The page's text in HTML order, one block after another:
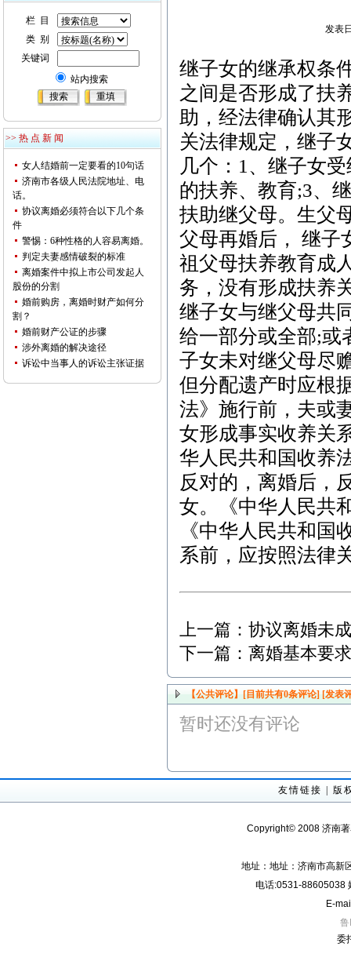
栏 目
类 别
关键词
站内搜索
>> 热 点 新 闻
女人结婚前一定要看的10句话
济南市各级人民法院地址、电
话。
协议离婚必须符合以下几个条
件
警惕：6种性格的人容易离婚。
判定夫妻感情破裂的标准
离婚案件中拟上市公司发起人
股份的分割
婚前购房，离婚时财产如何分
割？
婚前财产公证的步骤
涉外离婚的解决途径
诉讼中当事人的诉讼主张证据
发表
继子女的继承权条
之间是否形成了扶
助，经法律确认其
关法律规定，继子
几个：1、继子女
的扶养、教育;3、
扶助继父母。生父
父母再婚后， 继子
祖父母扶养教育成
务，没有形成扶养
继子女与继父母共
给一部分或全部;或
子女未对继父母尽
但分配遗产时应根
法》施行前，夫或
女形成事实收养关
华人民共和国收养
反对的，离婚后，
女。《中华人民共
《中华人民共和国
系前，应按照法律
上一篇： 协议离婚未
下一篇： 离婚基本要
【公共评论】[目前共有0条评论] [发表
暂时还没有评论
友情链接 版
Copyright© 2008 济南
地址：地址：济南市高新
电话:0531-88605038
E-
委